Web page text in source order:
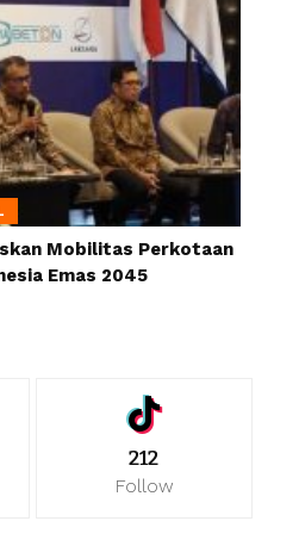
Mobilitas Perkotaan
Emas 2045
212
Follow